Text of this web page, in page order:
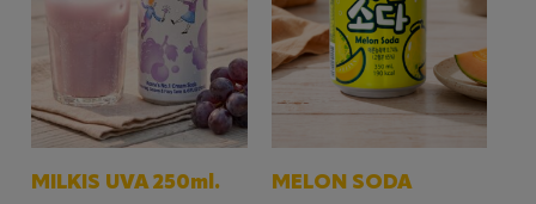
MILKIS UVA 250ml. MELON SODA